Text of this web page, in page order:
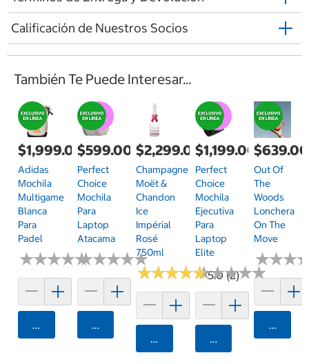
Calificación de Nuestros Socios
También Te Puede Interesar...
$1,999.00
Adidas
Mochila
Multigame
Blanca
Para
Padel
★★★★★
★★★★★
Agregar
$599.00
Perfect
Choice
Mochila
Para
Laptop
Atacama
★★★★★
★★★★★
Agregar
$2,299.00
Champagne
Moët &
Chandon
Ice
Impérial
Rosé
750ml
★★★★★
★★★★★5.0 (2)
Agregar
$1,199.00
Perfect
Choice
Mochila
Ejecutiva
Para
Laptop
Elite
★★★★★
★★★★★
Agregar
$639.00
Out Of
The
Woods
Lonchera
On The
Move
★★★
★★★